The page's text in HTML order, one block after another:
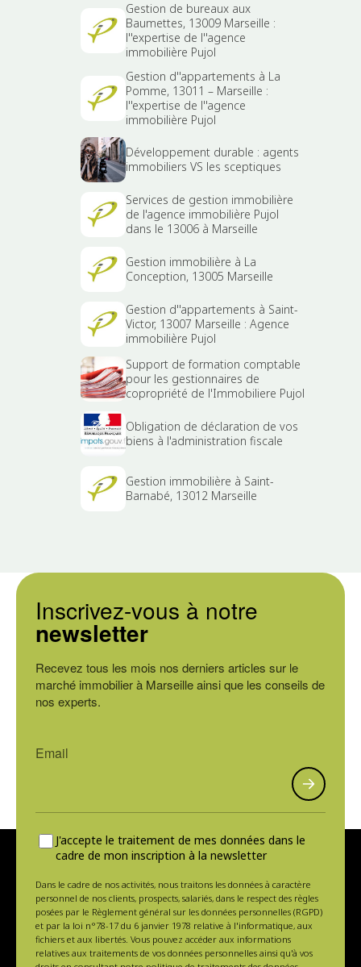
Gestion de bureaux aux
Baumettes, 13009 Marseille :
l''expertise de l''agence
immobilière Pujol
Gestion d''appartements à La
Pomme, 13011 – Marseille :
l''expertise de l''agence
immobilière Pujol
Développement durable : agents
immobiliers VS les sceptiques
Services de gestion immobilière
de l'agence immobilière Pujol
dans le 13006 à Marseille
Gestion immobilière à La
Conception, 13005 Marseille
Gestion d''appartements à Saint-
Victor, 13007 Marseille : Agence
immobilière Pujol
Support de formation comptable
pour les gestionnaires de
copropriété de l'Immobiliere Pujol
Obligation de déclaration de vos
biens à l'administration fiscale
Gestion immobilière à Saint-
Barnabé, 13012 Marseille
Inscrivez-vous à notre
newsletter
Recevez tous les mois nos derniers articles sur le
marché immobilier à Marseille ainsi que les conseils de
nos experts.
J'accepte le traitement de mes données dans le
cadre de mon inscription à la newsletter
Dans le cadre de nos activités, nous traitons les données à caractère
personnel de nos clients, prospects, salariés, dans le respect des règles
posées par le Règlement général sur les données personnelles (RGPD)
et par la loi n°78-17 du 6 janvier 1978 relative à l'informatique, aux
fichiers et aux libertés. Vous pouvez accéder aux informations
relatives aux traitements de vos données personnelles ainsi qu'à vos